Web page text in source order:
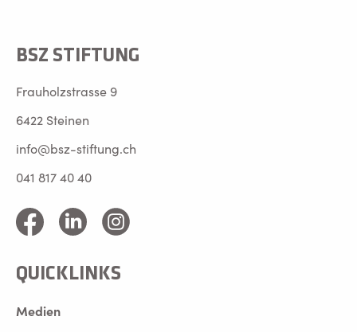
BSZ STIFTUNG
Frauholzstrasse 9
6422 Steinen
info@bsz-stiftung.ch
041 817 40 40
QUICKLINKS
Medien